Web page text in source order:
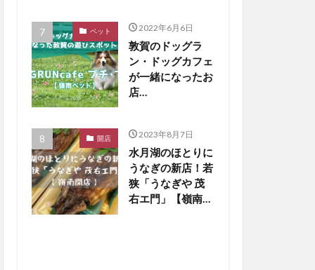
ペット 2022年6月6日
敦賀のドッグラ
ン・ドッグカフェ
が一緒になったお
店
紹介【嶺南ペッ
ト】
開店 2023年8月7日
水月湖のほとりに
うなぎの新店！若
狭「うなぎや 茂
右エ門」【嶺南開